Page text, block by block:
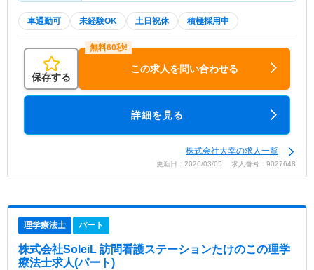
車通勤可 未経験OK 土日祝休 積極採用中
保存する
この求人を問い合わせる
詳細を見る
株式会社大幸の求人一覧
更新日：2026/03/05 求人番号：9027648
理学療法士 パート
株式会社SoleiL 訪問看護ステーションたけのこ の理学
療法士求人(パート)